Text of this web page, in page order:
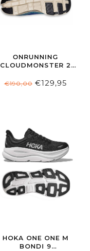
ONRUNNING
CLOUDMONSTER 2
HORIZON
€190,00€129,95
HOKA ONE ONE M
BONDI 9